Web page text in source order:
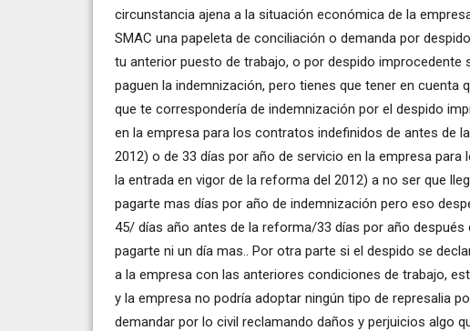
circunstancia ajena a la situación económica de la
SMAC una papeleta de conciliación o demanda por
tu anterior puesto de trabajo, o por despido improcedente
paguen la indemnización, pero tienes que tener en cuenta
que te correspondería de indemnización por el despido
en la empresa para los contratos indefinidos de antes de
2012) o de 33 días por año de servicio en la empresa
la entrada en vigor de la reforma del 2012) a no ser que
pagarte mas días por año de indemnización pero eso
45/ días año antes de la reforma/33 días por año
pagarte ni un día mas.. Por otra parte si el despido se
a la empresa con las anteriores condiciones de trabajo,
y la empresa no podría adoptar ningún tipo de represalia
demandar por lo civil reclamando daños y perjuicios algo